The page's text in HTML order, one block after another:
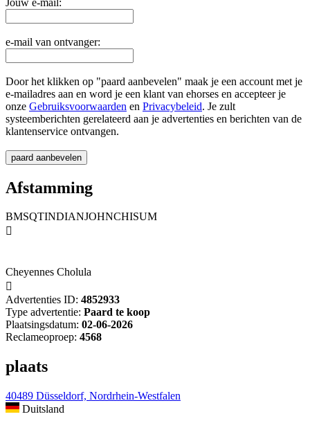
e-mail van ontvanger:
Door het klikken op "paard aanbevelen" maak je een account met je
e-mailadres aan en word je een klant van ehorses en accepteer je
onze Gebruiksvoorwaarden en Privacybeleid. Je zult
systeemberichten gerelateerd aan je advertenties en berichten van de
klantenservice ontvangen.
Afstamming
BMSQTINDIANJOHNCHISUM

Cheyennes Cholula

Advertenties ID: 4852933
Type advertentie: Paard te koop
Plaatsingsdatum: 02-06-2026
Reclameoproep: 4568
plaats
40489 Düsseldorf, Nordrhein-Westfalen
Duitsland